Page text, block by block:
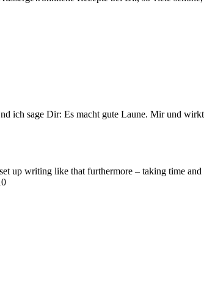
ich sage Dir: Es macht gute Laune. Mir und
up writing like that furthermore – taking time